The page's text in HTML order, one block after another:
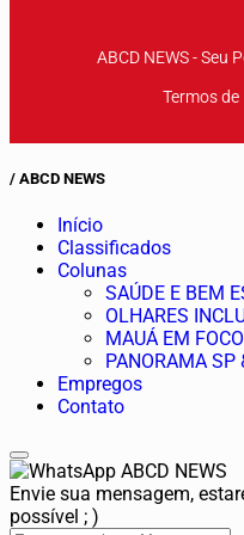
ABCD NEWS - Seu
Termos de
/ ABCD NEWS
Início
Classificados
Colunas
SAÚDE E BEM
OLHARES
MAUÁ EM FOCO
PANORAMA SP
Empregos
Contato
ABCD NEWS
Envie sua mensagem,
possível ; )